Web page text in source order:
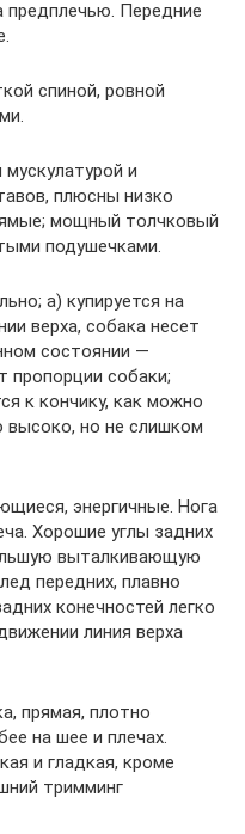
предплечью. Передние
спиной, ровной
и
плюсны низко
мощный толчковый
подушечками.
а) купируется на
верха, собака несет
состоянии —
пропорции собаки;
к кончику, как можно
высоко, но не слишком
энергичные. Нога
Хорошие углы задних
выталкивающую
передних, плавно
конечностей легко
линия верха
прямая, плотно
на шее и плечах.
и гладкая, кроме
тримминг